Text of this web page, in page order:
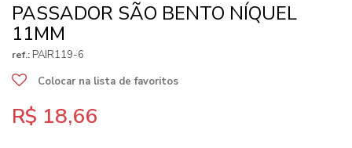
PASSADOR SÃO BENTO NÍQUEL
11MM
ref.: PAIR119-6
Colocar na lista de favoritos
R$ 18,66